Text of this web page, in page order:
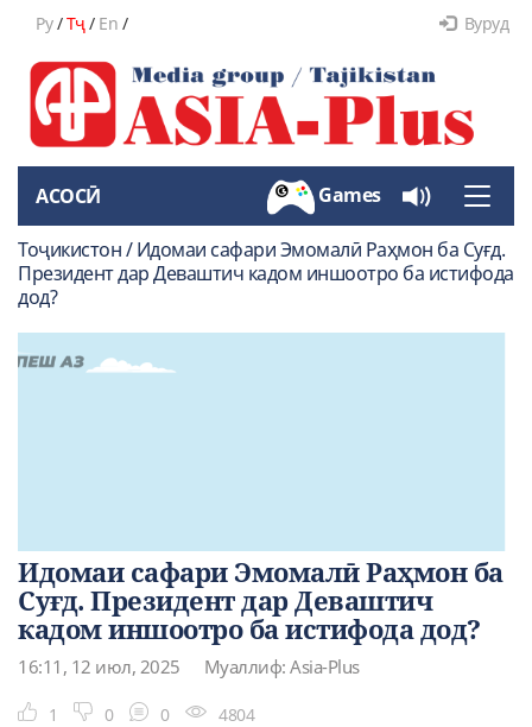
Ру/Тҷ/ En / Вуруд
Toggle
АСОСӢ Games
Тоҷикистон / Идомаи сафари Эмомалӣ Раҳмон ба Суғд.
Президент дар Деваштич кадом иншоотро ба истифода
дод?
Идомаи сафари Эмомалӣ Раҳмон ба
Суғд. Президент дар Деваштич
кадом иншоотро ба истифода дод?
16:11, 12 июл, 2025 Муаллиф: Asia-Plus
1 0 0 4804